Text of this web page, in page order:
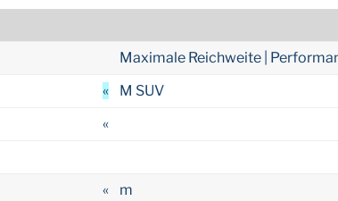
Maximale Reichweite |
« M SUV
«
« m